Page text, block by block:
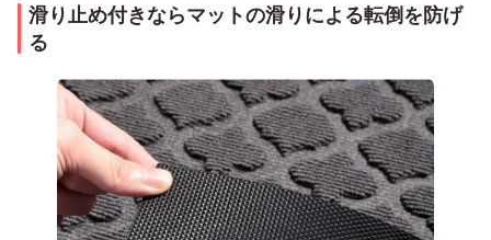
滑り止め付きならマットの滑りによる転倒を防げ
る